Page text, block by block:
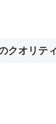
クオリテ